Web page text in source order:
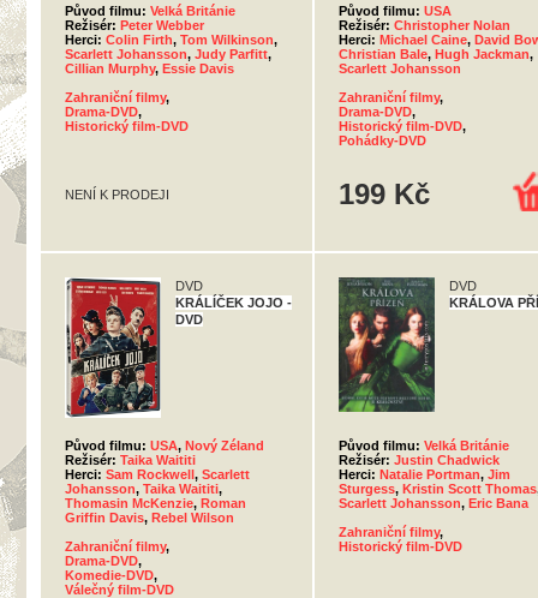
Původ filmu: Velká Británie
Režisér: Peter Webber
Herci: Colin Firth, Tom Wilkinson,
Scarlett Johansson, Judy Parfitt,
Cillian Murphy, Essie Davis
Zahraniční filmy,
Drama-DVD,
Historický film-DVD
NENÍ K PRODEJI
Původ filmu: USA
Režisér: Christopher Nolan
Herci: Michael Caine, David
Christian Bale, Hugh Jackman,
Scarlett Johansson
Zahraniční filmy,
Drama-DVD,
Historický film-DVD,
Pohádky-DVD
199 Kč
DVD
KRÁLÍČEK JOJO -
DVD
Původ filmu: USA, Nový Zéland
Režisér: Taika Waititi
Herci: Sam Rockwell, Scarlett
Johansson, Taika Waititi,
Thomasin McKenzie, Roman
Griffin Davis, Rebel Wilson
Zahraniční filmy,
Drama-DVD,
Komedie-DVD,
Válečný film-DVD
DVD
KRÁLOVA
Původ filmu: Velká Británie
Režisér: Justin Chadwick
Herci: Natalie Portman, Jim
Sturgess, Kristin Scott Thomas
Scarlett Johansson, Eric Bana
Zahraniční filmy,
Historický film-DVD